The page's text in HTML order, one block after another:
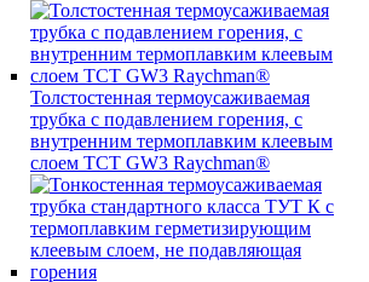
Толстостенная термоусаживаемая
трубка c подавлением горения, с
внутренним термоплавким клеевым
слоем TCT GW3 Raychman®